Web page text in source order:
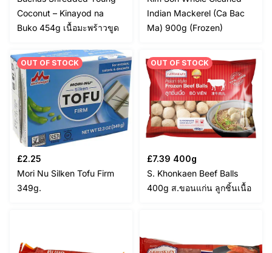
Coconut – Kinayod na
Buko 454g เนื้อมะพร้าวขูด
Indian Mackerel (Ca Bac
Ma) 900g (Frozen)
OUT OF STOCK
£2.25
Mori Nu Silken Tofu Firm
349g.
OUT OF STOCK
£7.39 400g
S. Khonkaen Beef Balls
400g ส.ขอนแก่น ลูกชิ้นเนื้อ